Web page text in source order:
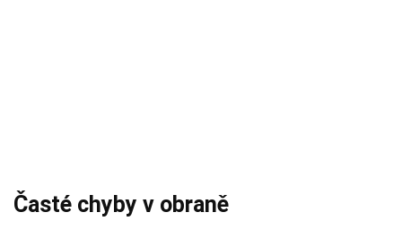
Časté chyby v obraně